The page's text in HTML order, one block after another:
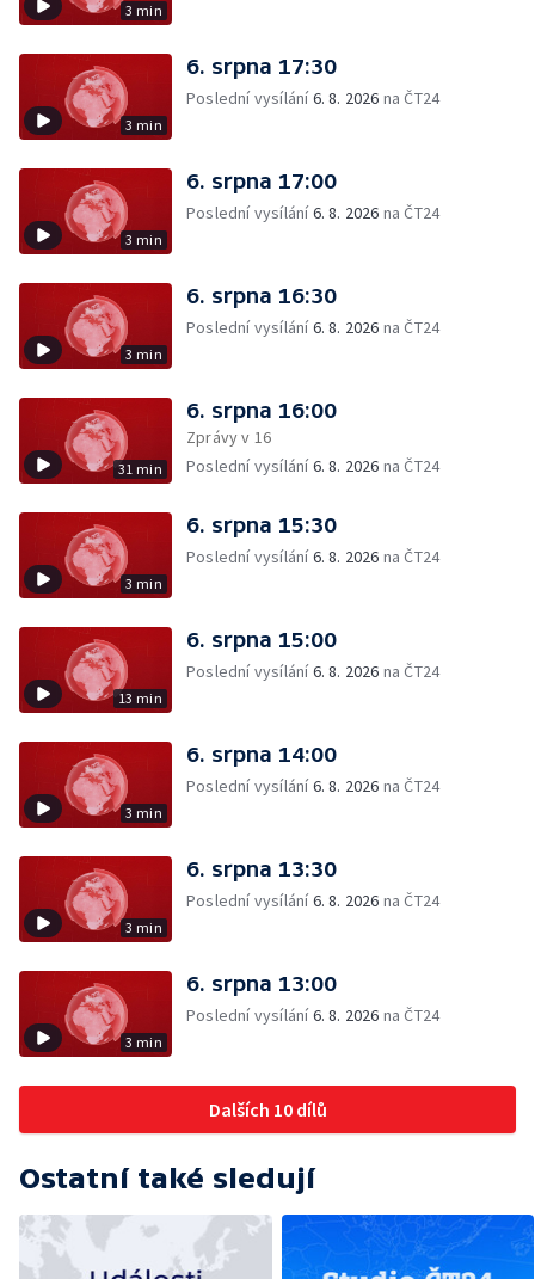
3 min
3 min
6. srpna 17:30
Poslední vysílání6. 8. 2026 na ČT24
3 min
6. srpna 17:00
Poslední vysílání6. 8. 2026 na ČT24
3 min
6. srpna 16:30
Poslední vysílání6. 8. 2026 na ČT24
31 min
6. srpna 16:00
Zprávy v 16
Poslední vysílání6. 8. 2026 na ČT24
3 min
6. srpna 15:30
Poslední vysílání6. 8. 2026 na ČT24
13 min
6. srpna 15:00
Poslední vysílání6. 8. 2026 na ČT24
3 min
6. srpna 14:00
Poslední vysílání6. 8. 2026 na ČT24
3 min
6. srpna 13:30
Poslední vysílání6. 8. 2026 na ČT24
3 min
6. srpna 13:00
Poslední vysílání6. 8. 2026 na ČT24
Dalších 10 dílů
Ostatní také sledují